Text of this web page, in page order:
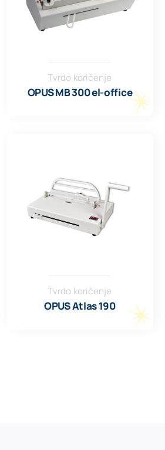
Tvrdo koričenje
OPUS MB 300 el-office
Tvrdo koričenje
OPUS Atlas 190